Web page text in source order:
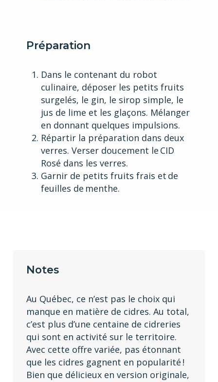
Préparation
Dans le contenant du robot
culinaire, déposer les petits fruits
surgelés, le gin, le sirop simple, le
jus de lime et les ­glaçons. Mélanger
en donnant quelques impulsions.
Répartir la préparation dans deux
verres. Verser ­doucement le CID
Rosé dans les verres.
Garnir de petits fruits frais et de
feuilles de menthe.
Notes
Au Québec, ce n’est pas le choix qui
manque en matière de cidres. Au total,
c’est plus d’une centaine de cidreries
qui sont en activité sur le territoire.
Avec cette offre variée, pas étonnant
que les cidres gagnent en popularité !
Bien que délicieux en version originale,